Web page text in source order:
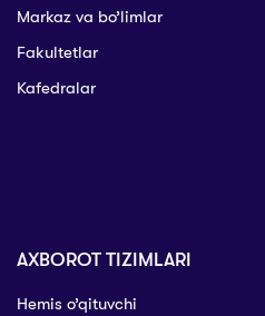
Markaz va bo’limlar
Fakultetlar
Kafedralar
AXBOROT TIZIMLARI
Hemis o’qituvchi